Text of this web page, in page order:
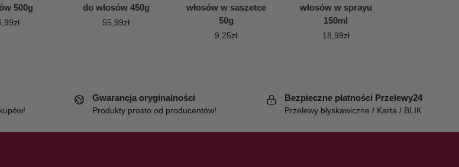
500g
zł
do włosów 450g
55,99zł
włosów w saszetce
50g
9,25zł
włosów w sprayu
150ml
18,99zł
Gwarancja oryginalności
Produkty prosto od producentów!
Bezpieczne płatności Przelewy24
Przelewy błyskawiczne / Karta / BLIK